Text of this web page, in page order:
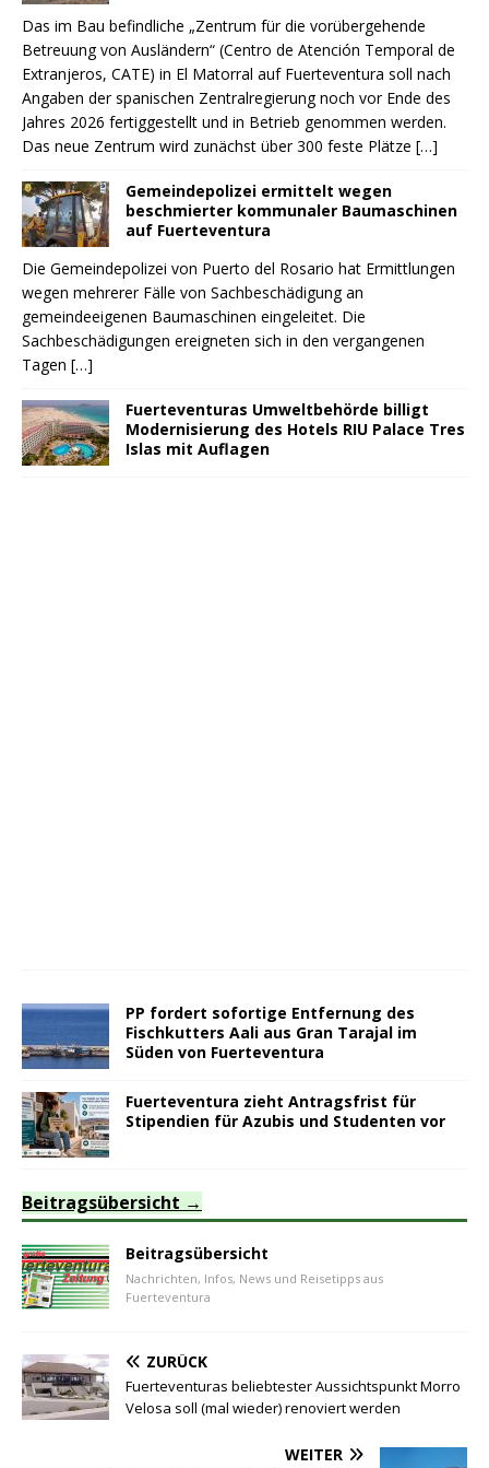
Das im Bau befindliche „Zentrum für die vorübergehende
Betreuung von Ausländern“ (Centro de Atención Temporal de
Extranjeros, CATE) in El Matorral auf Fuerteventura soll nach
Angaben der spanischen Zentralregierung noch vor Ende des
Jahres 2026 fertiggestellt und in Betrieb genommen werden.
Das neue Zentrum wird zunächst über 300 feste Plätze […]
Gemeindepolizei ermittelt wegen
beschmierter kommunaler Baumaschinen
auf Fuerteventura
Die Gemeindepolizei von Puerto del Rosario hat Ermittlungen
wegen mehrerer Fälle von Sachbeschädigung an
gemeindeeigenen Baumaschinen eingeleitet. Die
Sachbeschädigungen ereigneten sich in den vergangenen
Tagen […]
Fuerteventuras Umweltbehörde billigt
Modernisierung des Hotels RIU Palace Tres
Islas mit Auflagen
PP fordert sofortige Entfernung des
Fischkutters Aali aus Gran Tarajal im
Süden von Fuerteventura
Fuerteventura zieht Antragsfrist für
Stipendien für Azubis und Studenten vor
Beitragsübersicht
Beitragsübersicht
Nachrichten, Infos, News und Reisetipps aus
Fuerteventura
ZURÜCK
Fuerteventuras beliebtester Aussichtspunkt Morro
Velosa soll (mal wieder) renoviert werden
WEITER